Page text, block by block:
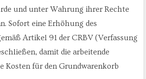
und unter Wahrung ihrer Rechte
Sofort eine Erhöhung des
Artikel 91 der CRBV (Verfassung
damit die arbeitende
Kosten für den Grundwarenkorb